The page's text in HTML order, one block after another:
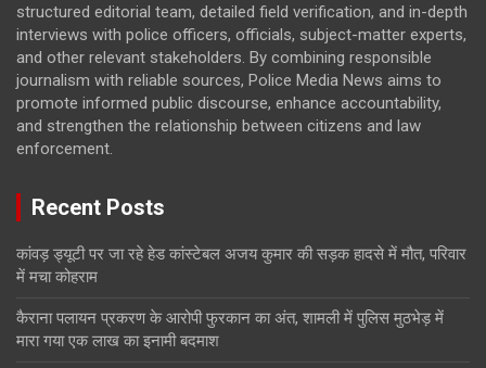
structured editorial team, detailed field verification, and in-depth
interviews with police officers, officials, subject-matter experts,
and other relevant stakeholders. By combining responsible
journalism with reliable sources, Police Media News aims to
promote informed public discourse, enhance accountability,
and strengthen the relationship between citizens and law
enforcement.
Recent Posts
कांवड़ ड्यूटी पर जा रहे हेड कांस्टेबल अजय कुमार की सड़क हादसे में मौत, परिवार
में मचा कोहराम
कैराना पलायन प्रकरण के आरोपी फुरकान का अंत, शामली में पुलिस मुठभेड़ में
मारा गया एक लाख का इनामी बदमाश